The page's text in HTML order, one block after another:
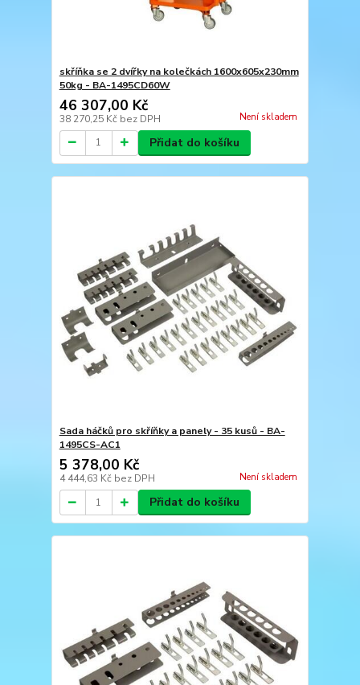
skříňka se 2 dvířky na kolečkách 1600x605x230mm
50kg - BA-1495CD60W
46 307,00 Kč
38 270,25 Kč bez DPH Není skladem
Přidat do košíku
Sada háčků pro skříňky a panely - 35 kusů - BA-
1495CS-AC1
5 378,00 Kč
4 444,63 Kč bez DPH Není skladem
Přidat do košíku